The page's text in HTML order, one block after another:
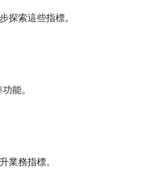
探索這些指標。
能。
業務指標。